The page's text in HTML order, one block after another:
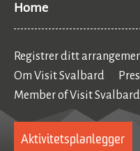
Home
Registrer ditt
Om Visit Svalbard
Member of Visit Svalbard
Aktivitetsplanlegger